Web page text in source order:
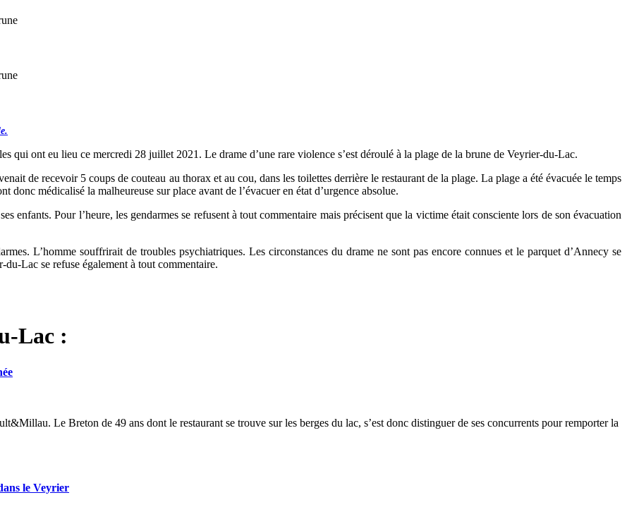
qui ont eu lieu ce mercredi 28 juillet 2021. Le drame d’une rare violence s’est déroulé à la plage de la brune de Veyrier-du-Lac.
de recevoir 5 coups de couteau au thorax et au cou, dans les toilettes derrière le restaurant de la plage. La plage a été évacuée le temps
donc médicalisé la malheureuse sur place avant de l’évacuer en état d’urgence absolue.
enfants. Pour l’heure, les gendarmes se refusent à tout commentaire mais précisent que la victime était consciente lors de son évacuation
L’homme souffrirait de troubles psychiatriques. Les circonstances du drame ne sont pas encore connues et le parquet d’Annecy se
Lac se refuse également à tout commentaire.
Lac :
Le Breton de 49 ans dont le restaurant se trouve sur les berges du lac, s’est donc distinguer de ses concurrents pour remporter la
le Veyrier